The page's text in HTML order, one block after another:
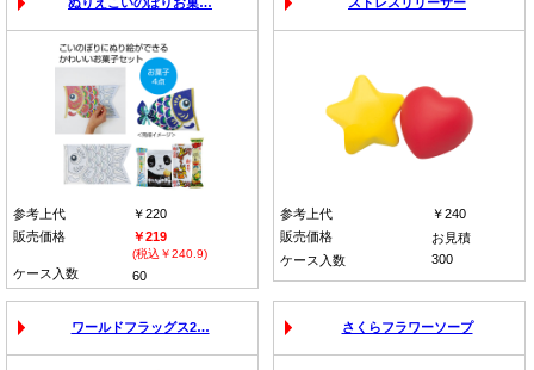
参考上代
￥220
販売価格
￥219
(税込￥240.9)
ケース入数 60
参考上代
￥240
販売価格
お見積
ケース入数
300
ワールドフラッグス2… さくらフラワーソープ